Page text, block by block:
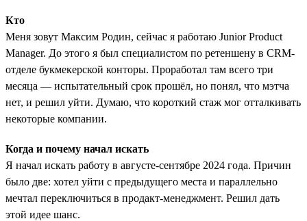
Кто
Меня зовут Максим Родин, сейчас я работаю Junior Product
Manager. До этого я был специалистом по ретеншену в CRM-
отделе букмекерской конторы. Проработал там всего три
месяца — испытательный срок прошёл, но понял, что мэтча
нет, и решил уйти. Думаю, что короткий стаж мог отталкивать
некоторые компании.
Когда и почему начал искать
Я начал искать работу в августе-сентябре 2024 года. Причин
было две: хотел уйти с предыдущего места и параллельно
мечтал переключиться в продакт-менеджмент. Решил дать
этой идее шанс.